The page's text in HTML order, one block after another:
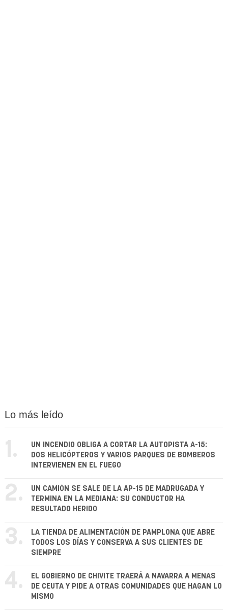
Lo más leído
1.
UN INCENDIO OBLIGA A CORTAR LA AUTOPISTA A-15:
DOS HELICÓPTEROS Y VARIOS PARQUES DE BOMBEROS
INTERVIENEN EN EL FUEGO
2.
UN CAMIÓN SE SALE DE LA AP-15 DE MADRUGADA Y
TERMINA EN LA MEDIANA: SU CONDUCTOR HA
RESULTADO HERIDO
3.
LA TIENDA DE ALIMENTACIÓN DE PAMPLONA QUE ABRE
TODOS LOS DÍAS Y CONSERVA A SUS CLIENTES DE
SIEMPRE
4.
EL GOBIERNO DE CHIVITE TRAERÁ A NAVARRA A MENAS
DE CEUTA Y PIDE A OTRAS COMUNIDADES QUE HAGAN LO
MISMO